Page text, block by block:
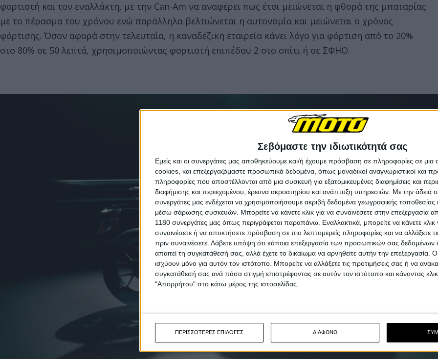
Σεβόμαστε την ιδιωτικότητά σας
Εμείς και οι συνεργάτες μας αποθηκεύουμε και/ή έχουμε πρόσβαση σε πληροφορίες σε
cookies, και επεξεργαζόμαστε προσωπικά δεδομένα, όπως μοναδικοί αναγνωριστικοί και
πληροφορίες που αποστέλλονται από μια συσκευή για εξατομικευμένες διαφημίσεις και
διαφήμισης και περιεχομένου, έρευνα ακροατηρίου και ανάπτυξη υπηρεσιών. Με την άδειά
συνεργάτες μας ενδέχεται να χρησιμοποιήσουμε ακριβή δεδομένα γεωγραφικής τοποθεσίας
μέσω σάρωσης συσκευών. Μπορείτε να κάνετε κλικ για να συναινέσετε στην επεξεργασία
1180 συνεργάτες μας όπως περιγράφεται παραπάνω. Εναλλακτικά, μπορείτε να κάνετε κλικ
συναινέσετε ή να αποκτήσετε πρόσβαση σε πιο λεπτομερείς πληροφορίες και να αλλάξετε
πριν συναινέσετε. Λάβετε υπόψη ότι κάποια επεξεργασία των προσωπικών σας δεδομένων
απαιτεί τη συγκατάθεσή σας, αλλά έχετε το δικαίωμα να αρνηθείτε αυτήν την επεξεργασία.
ισχύουν μόνο για αυτόν τον ιστότοπο. Μπορείτε να αλλάξετε τις προτιμήσεις σας ή να
συγκατάθεσή σας ανά πάσα στιγμή επιστρέφοντας σε αυτόν τον ιστότοπο και κάνοντας
"Απορρήτου" στο κάτω μέρος της ιστοσελίδας.
ΠΕΡΙΣΣΟΤΕΡΕΣ ΕΠΙΛΟΓΕΣ ΔΙΑΦΩΝΩ
φορτιστή και τον εναλλάκτη, με την Can-Am να αναφέρει πως έτσι μειώνεται η φθορά της μπαταρίας
με το πέρασμα του χρόνου ενώ παράλληλα βελτιώνεται η αυτονομία και μειώνεται ο χρόνος
φόρτισης. Όσον αφορά στην τελευταία, η καναδέζικη εταιρεία κάνει λόγο για φόρτιση από το 20%
στο 80% σε 50 λεπτά, χρησιμοποιώντας φορτιστή επιπέδου 2 στο σπίτι ή σε ΣΦΗΟ.